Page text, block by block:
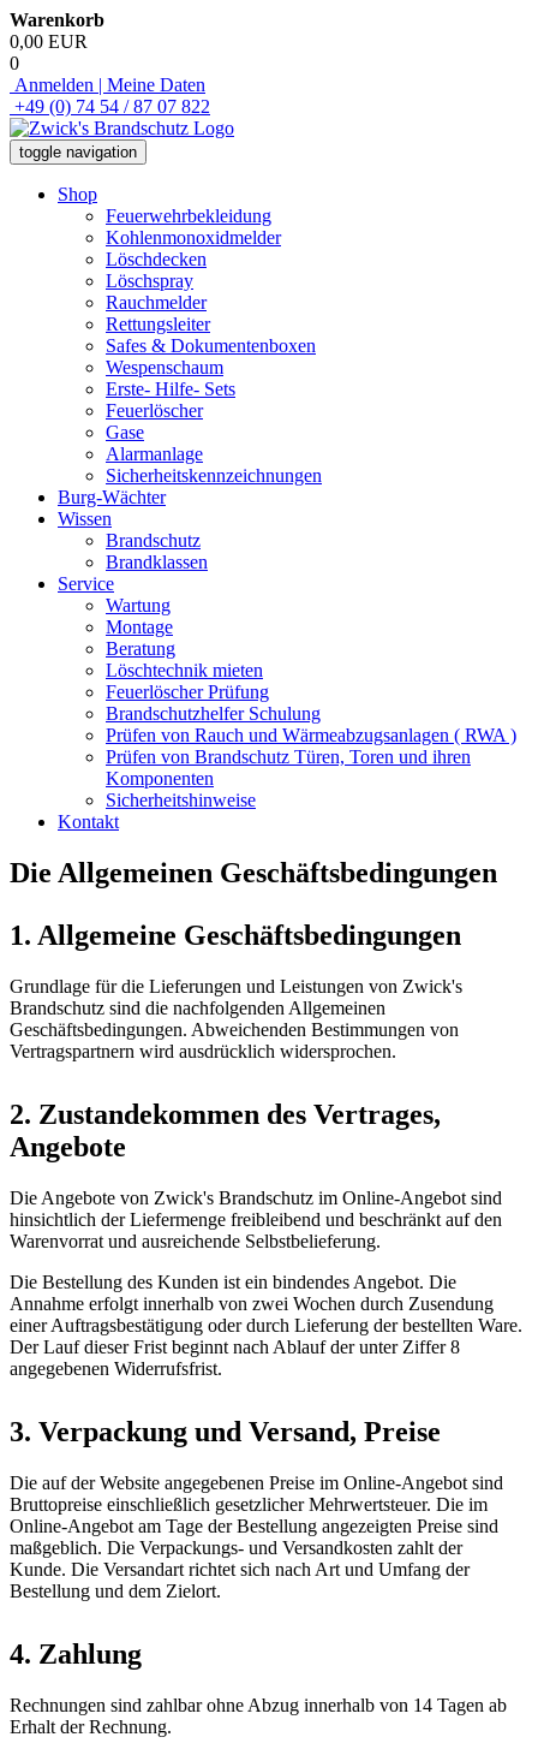
Warenkorb
0,00 EUR
0
Anmelden | Meine Daten
+49 (0) 74 54 / 87 07 822
toggle navigation
Shop
Feuerwehrbekleidung
Kohlenmonoxidmelder
Löschdecken
Löschspray
Rauchmelder
Rettungsleiter
Safes & Dokumentenboxen
Wespenschaum
Erste- Hilfe- Sets
Feuerlöscher
Gase
Alarmanlage
Sicherheitskennzeichnungen
Burg-Wächter
Wissen
Brandschutz
Brandklassen
Service
Wartung
Montage
Beratung
Löschtechnik mieten
Feuerlöscher Prüfung
Brandschutzhelfer Schulung
Prüfen von Rauch und Wärmeabzugsanlagen ( RWA )
Prüfen von Brandschutz Türen, Toren und ihren
Komponenten
Sicherheitshinweise
Kontakt
Die Allgemeinen Geschäftsbedingungen
1. Allgemeine Geschäftsbedingungen
Grundlage für die Lieferungen und Leistungen von Zwick's
Brandschutz sind die nachfolgenden Allgemeinen
Geschäftsbedingungen. Abweichenden Bestimmungen von
Vertragspartnern wird ausdrücklich widersprochen.
2. Zustandekommen des Vertrages,
Angebote
Die Angebote von Zwick's Brandschutz im Online-Angebot sind
hinsichtlich der Liefermenge freibleibend und beschränkt auf den
Warenvorrat und ausreichende Selbstbelieferung.
Die Bestellung des Kunden ist ein bindendes Angebot. Die
Annahme erfolgt innerhalb von zwei Wochen durch Zusendung
einer Auftragsbestätigung oder durch Lieferung der bestellten Ware.
Der Lauf dieser Frist beginnt nach Ablauf der unter Ziffer 8
angegebenen Widerrufsfrist.
3. Verpackung und Versand, Preise
Die auf der Website angegebenen Preise im Online-Angebot sind
Bruttopreise einschließlich gesetzlicher Mehrwertsteuer. Die im
Online-Angebot am Tage der Bestellung angezeigten Preise sind
maßgeblich. Die Verpackungs- und Versandkosten zahlt der
Kunde. Die Versandart richtet sich nach Art und Umfang der
Bestellung und dem Zielort.
4. Zahlung
Rechnungen sind zahlbar ohne Abzug innerhalb von 14 Tagen ab
Erhalt der Rechnung.